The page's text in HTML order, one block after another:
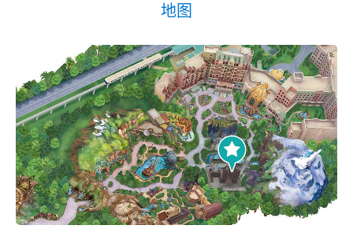
地图